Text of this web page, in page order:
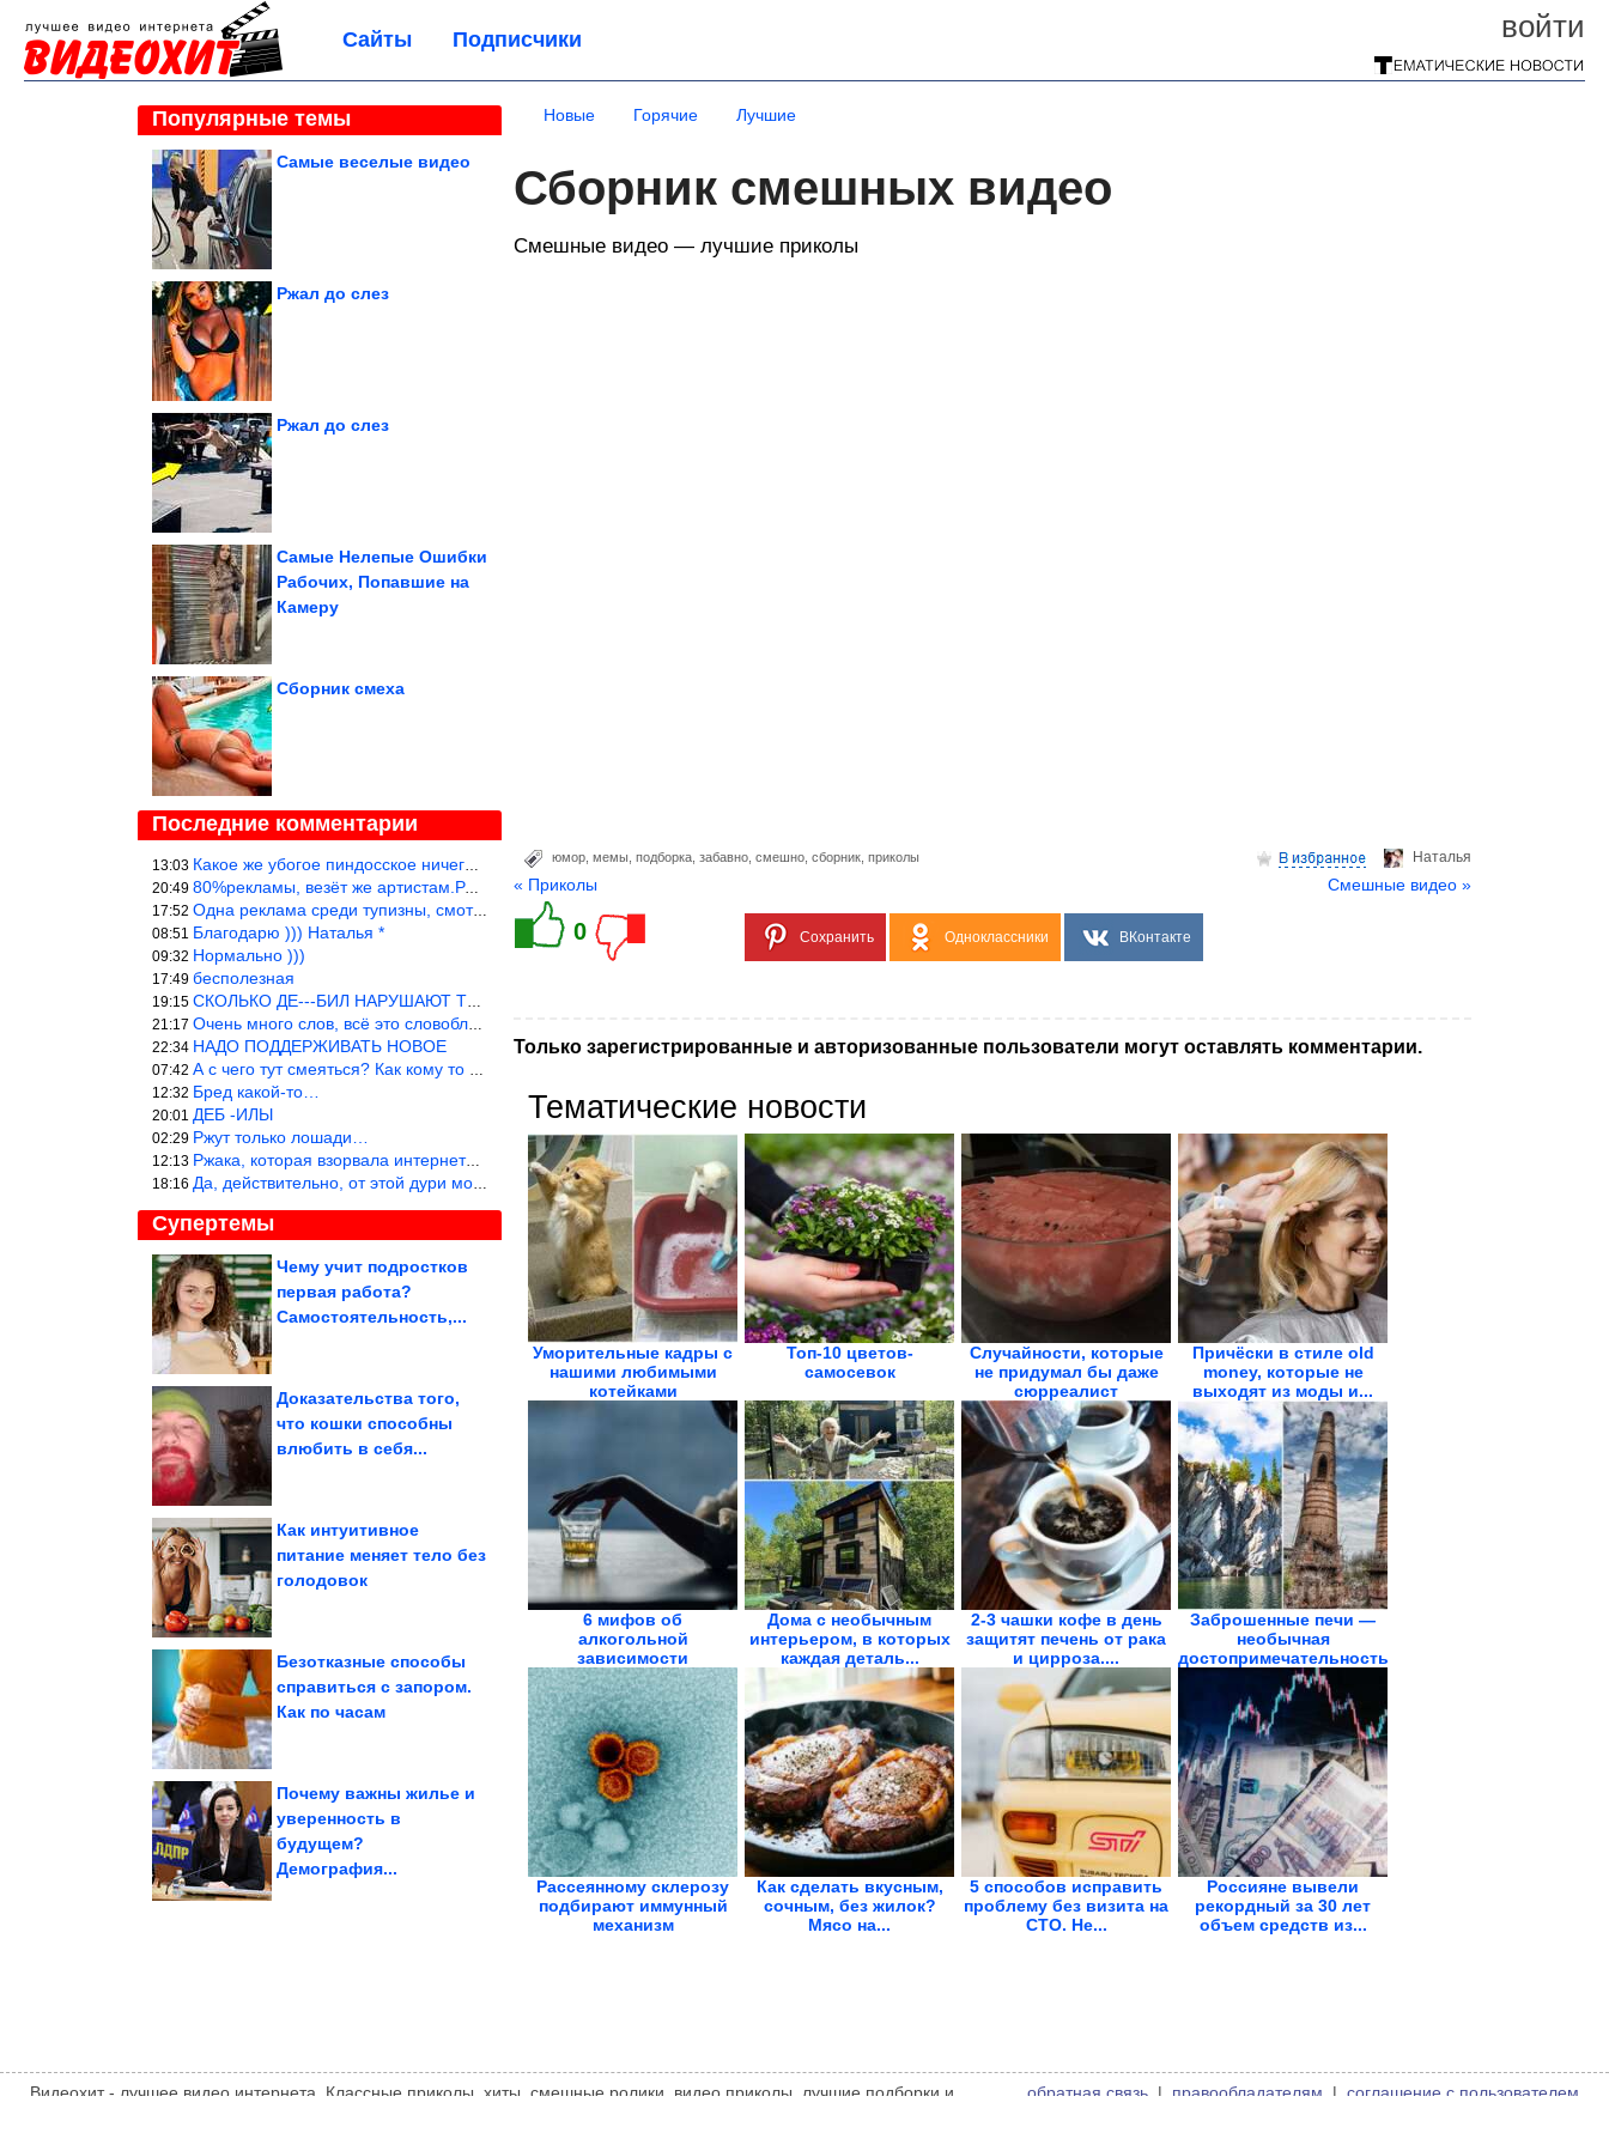
войти
Сайты Подписчики
Популярные темы
Самые веселые видео
Ржал до слез
Ржал до слез
Самые Нелепые Ошибки
Рабочих, Попавшие на
Камеру
Сборник смеха
Последние комментарии
13:03 Какое же убогое пиндосское ничего. Наташ, и не стыдно такую фигн
20:49 80%рекламы, везёт же артистам.Режиссёры, сценаристы вы где или к
17:52 Одна реклама среди тупизны, смотреть невозможно.
08:51 Благодарю ))) Наталья *
09:32 Нормально )))
17:49 бесполезная
19:15 СКОЛЬКО ДЕ---БИЛ НАРУШАЮТ ТЕХНИКУ БЕЗОПАСНОСТИ
21:17 Очень много слов, всё это словоблудие можно было уложить в 1 мин
22:34 НАДО ПОДДЕРЖИВАТЬ НОВОЕ
07:42 А с чего тут смеяться? Как кому то больно? Не смешно.
12:32 Бред какой-то…
20:01 ДЕБ -ИЛЫ
02:29 Ржут только лошади…
12:13 Ржака, которая взорвала интернет? Нет, количество рекламы выводи
18:16 Да, действительно, от этой дури можно ржать до слёз.
Супертемы
Чему учит подростков
первая работа?
Самостоятельность,...
Как вовремя
совершенству? Что...
Доказательства того,
что кошки способны
влюбить в себя...
Как интуитивное
питание меняет тело без
голодовок
Безотказные способы
справиться с запором.
Как по часам
Интересные горшочки
руками
Почему важны жилье и
уверенность в
будущем?
Демография...
Главные заявления
Путина на совещании в
Кремле об...
Новые Горячие Лучшие
Сборник смешных видео
Смешные видео — лучшие приколы
Hаталья
юмор мемы подборка забавно смешно сборник приколы
« Приколы Смешные видео »
0 Сохранить Одноклассники ВКонтакте
Только зарегистрированные и авторизованные пользователи могут оставлять комментарии.
Тематические новости
Уморительные кадры с
нашими любимыми
котейками
Топ-10 цветов-
самосевок
Случайности, которые
не придумал бы даже
сюрреалист
Причёски в стиле old
money, которые не
выходят из моды и...
6 мифов об
алкогольной
зависимости
Дома с необычным
интерьером, в которых
каждая деталь...
2-3 чашки кофе в день
защитят печень от рака
и цирроза....
Заброшенные печи —
необычная
достопримечательность
Карелии
Рассеянному склерозу
подбирают иммунный
механизм
Как сделать вкусным,
сочным, без жилок?
Мясо на...
5 способов исправить
проблему без визита на
СТО. Не...
Россияне вывели
рекордный за 30 лет
объем средств из...
Видеохит - лучшее видео интернета. Классные приколы, хиты, смешные ролики, видео приколы, лучшие подборки и
обратная связь | правообладателям | соглашение с пользователем